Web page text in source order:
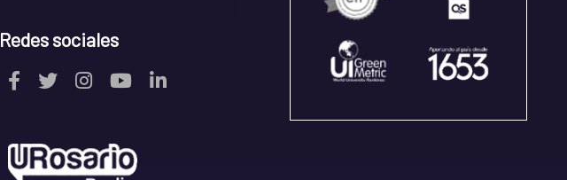
Redes sociales